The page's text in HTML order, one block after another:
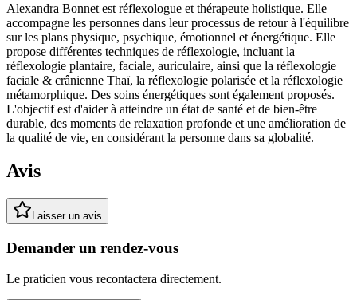
Alexandra Bonnet est réflexologue et thérapeute holistique. Elle
accompagne les personnes dans leur processus de retour à l'équilibre
sur les plans physique, psychique, émotionnel et énergétique. Elle
propose différentes techniques de réflexologie, incluant la
réflexologie plantaire, faciale, auriculaire, ainsi que la réflexologie
faciale & crânienne Thaï, la réflexologie polarisée et la réflexologie
métamorphique. Des soins énergétiques sont également proposés.
L'objectif est d'aider à atteindre un état de santé et de bien-être
durable, des moments de relaxation profonde et une amélioration de
la qualité de vie, en considérant la personne dans sa globalité.
Avis
Laisser un avis
Demander un rendez-vous
Le praticien vous recontactera directement.